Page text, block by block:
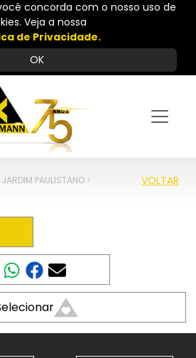
concorda com o nosso uso de
Veja a nossa
de Privacidade.
OK
PAULISTANO >
VOLTAR